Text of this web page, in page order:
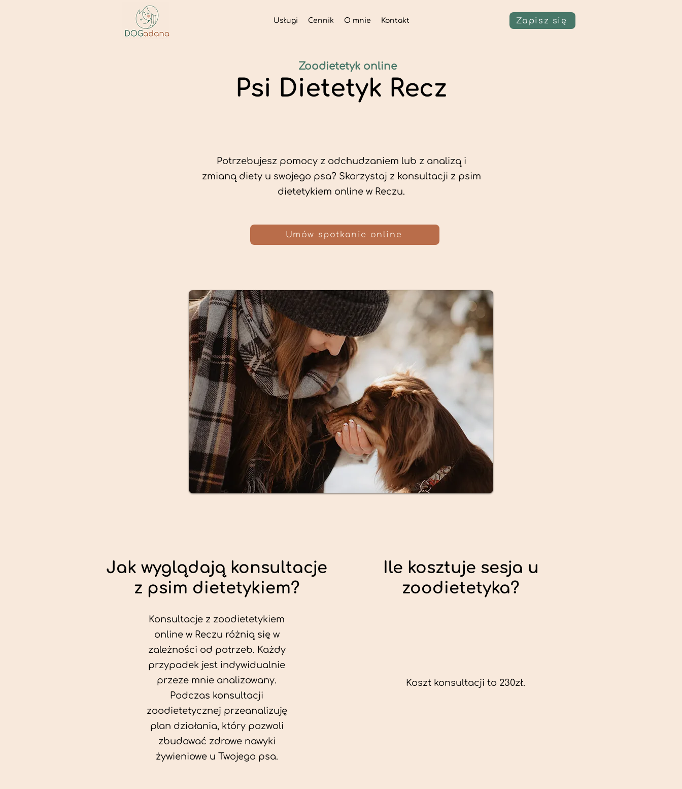
Usługi Cennik O mnie Kontakt Zapisz się
Psi Dietetyk Recz
Potrzebujesz pomocy z odchudzaniem lub z analizą i
zmianą diety u swojego psa? Skorzystaj z konsultacji z psim
dietetykiem online w Reczu.
Zoodietetyk online
Umów spotkanie online
Jak wyglądają konsultacje
z psim dietetykiem?
Konsultacje z zoodietetykiem
online w Reczu różnią się w
zależności od potrzeb. Każdy
przypadek jest indywidualnie
przeze mnie analizowany.
Podczas konsultacji
zoodietetycznej przeanalizuję
plan działania, który pozwoli
zbudować zdrowe nawyki
żywieniowe u Twojego psa.
Ile kosztuje sesja u
zoodietetyka?
Koszt konsultacji to 230zł.